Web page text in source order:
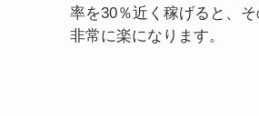
率を30％近く稼げると、
非常に楽になります。